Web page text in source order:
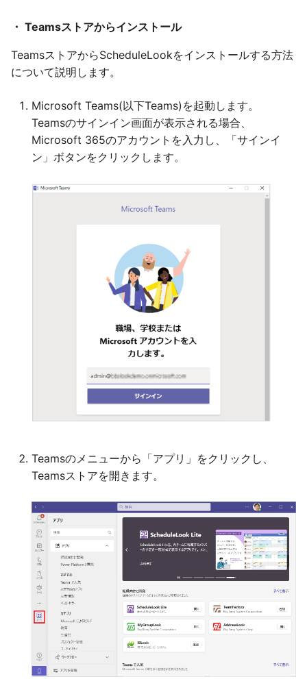
・ Teamsストアからインストール
TeamsストアからScheduleLookをインストールする⽅法
について説明します。
Microsoft Teams(以下Teams)を起動します。
Teamsのサインイン画面が表示される場合、
Microsoft 365のアカウントを入力し、「サインイ
ン」ボタンをクリックします。
Teamsのメニューから「アプリ」をクリックし、
Teamsストアを開きます。